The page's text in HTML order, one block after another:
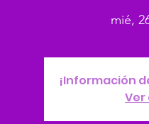
mié,
¡Información